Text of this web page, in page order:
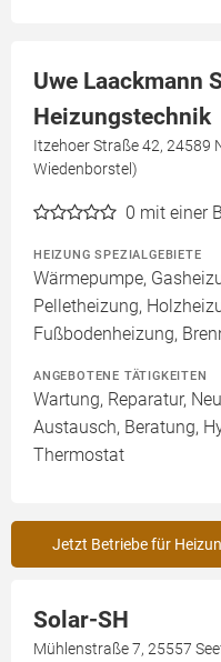
Uwe Laackmann
Heizungstechnik
Itzehoer Straße 42, 24589
Wiedenborstel)
0 mit einer
HEIZUNG SPEZIALGEBIETE
Wärmepumpe,
Pelletheizung,
Fußbodenheizung,
ANGEBOTENE TÄTIGKEITEN
Wartung, Reparatur,
Austausch, Beratung,
Thermostat
Jetzt Betriebe für
Solar-SH
Mühlenstraße 7, 25557